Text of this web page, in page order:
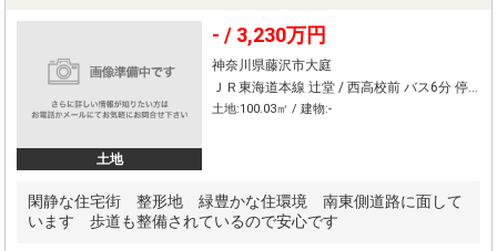
土地
- / 3,230万円
神奈川県藤沢市大庭
ＪＲ東海道本線 辻堂 / 西高校前 バス6分 停歩13分
土地:100.03㎡ / 建物:-
閑静な住宅街 整形地 緑豊かな住環境 南東側道路に面して
います 歩道も整備されているので安心です